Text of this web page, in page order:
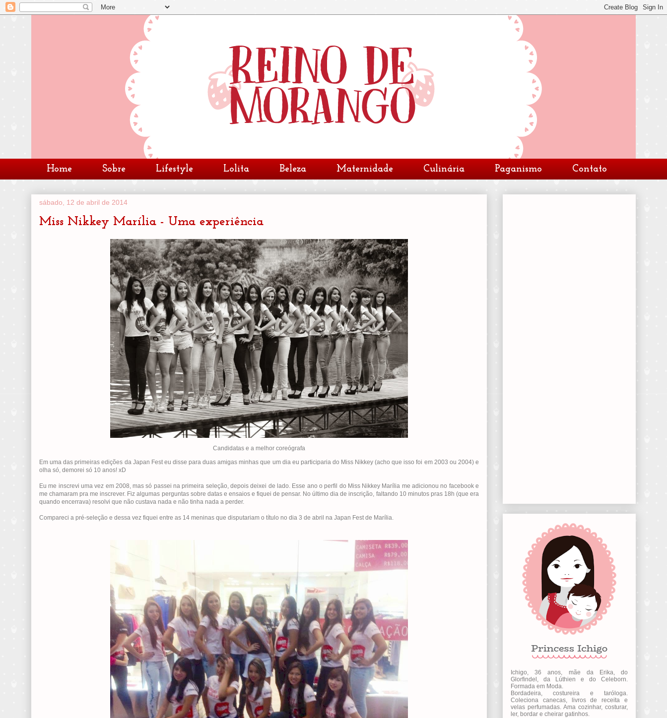
Home Sobre Lifestyle Lolita Beleza Maternidade Culinária Paganismo Contato
sábado, 12 de abril de 2014
Miss Nikkey Marília - Uma experiência
Candidatas e a melhor coreógrafa
Em uma das primeiras edições da Japan Fest eu disse para duas amigas minhas que um dia eu participaria do Miss Nikkey (acho que isso foi em 2003 ou 2004) e
olha só, demorei só 10 anos! xD
Eu me inscrevi uma vez em 2008, mas só passei na primeira seleção, depois deixei de lado. Esse ano o perfil do Miss Nikkey Marília me adicionou no facebook e
me chamaram pra me inscrever. Fiz algumas perguntas sobre datas e ensaios e fiquei de pensar. No último dia de inscrição, faltando 10 minutos pras 18h (que era
quando encerrava) resolvi que não custava nada e não tinha nada a perder.
Compareci a pré-seleção e dessa vez fiquei entre as 14 meninas que disputariam o título no dia 3 de abril na Japan Fest de Marília.
Ichigo, 36 anos, mãe da Erika, do
Glorfindel, da Lúthien e do Celeborn.
Formada em Moda.
Bordadeira, costureira e taróloga.
Coleciona canecas, livros de receita e
velas perfumadas. Ama cozinhar, costurar,
ler, bordar e cheirar gatinhos.